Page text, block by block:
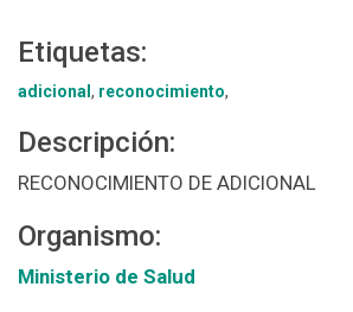
Etiquetas:
adicional , reconocimiento,
Descripción:
RECONOCIMIENTO DE ADICIONAL
Organismo:
Ministerio de Salud